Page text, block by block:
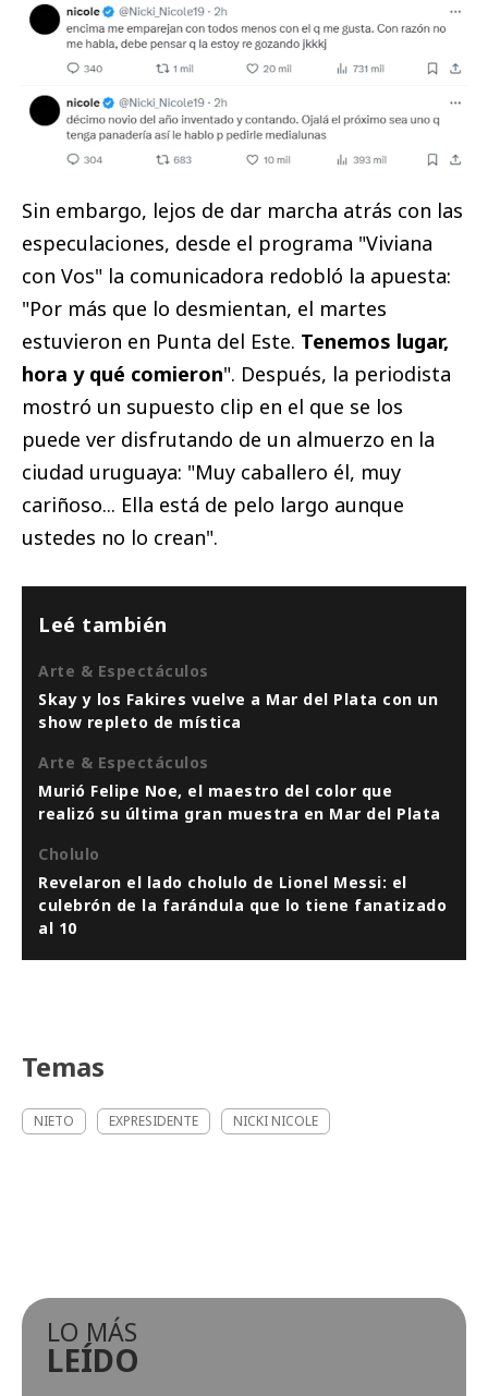
Sin embargo, lejos de dar marcha atrás con las
especulaciones, desde el programa "Viviana
con Vos" la comunicadora redobló la apuesta:
"Por más que lo desmientan, el martes
estuvieron en Punta del Este. Tenemos lugar,
hora y qué comieron". Después, la periodista
mostró un supuesto clip en el que se los
puede ver disfrutando de un almuerzo en la
ciudad uruguaya: "Muy caballero él, muy
cariñoso... Ella está de pelo largo aunque
ustedes no lo crean".
Leé también
Arte & Espectáculos
Skay y los Fakires vuelve a Mar del Plata con un
show repleto de mística
Arte & Espectáculos
Murió Felipe Noe, el maestro del color que
realizó su última gran muestra en Mar del Plata
Cholulo
Revelaron el lado cholulo de Lionel Messi: el
culebrón de la farándula que lo tiene fanatizado
al 10
Temas
NIETO EXPRESIDENTE NICKI NICOLE
LO MÁS
LEÍDO